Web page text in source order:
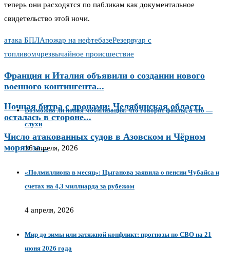
теперь они расходятся по пабликам как документальное
свидетельство этой ночи.
атака БПЛАпожар на нефтебазеРезервуар с
топливомчрезвычайное происшествие
Франция и Италия объявили о создании нового
военного контингента...
Ночная битва с дронами: Челябинская область
осталась в стороне...
Число атакованных судов в Азовском и Чёрном
морях за...
Возможна ли новая мобилизация: что говорят факты, а что —
слухи
16 апреля, 2026
«Полмиллиона в месяц»: Цыганова заявила о пенсии Чубайса и
счетах на 4,3 миллиарда за рубежом
4 апреля, 2026
Мир до зимы или затяжной конфликт: прогнозы по СВО на 21
июня 2026 года